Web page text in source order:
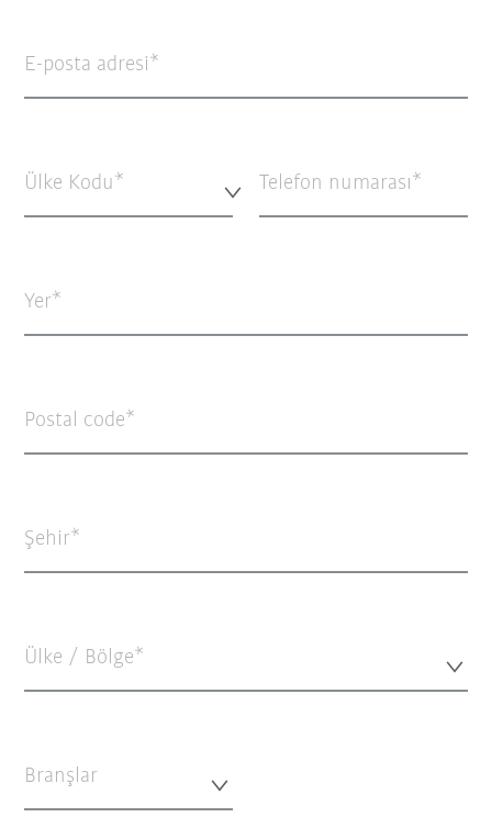
E-posta adresi
Ülke Kodu* Telefon numarası
Yer
Postal code
Şehir
Ülke / Bölge*
Branşlar